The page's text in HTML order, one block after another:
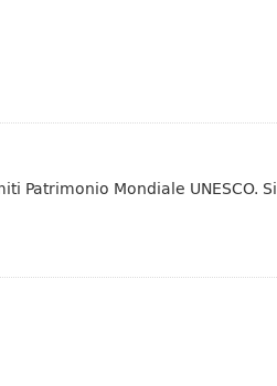
Patrimonio Mondiale UNESCO. Si